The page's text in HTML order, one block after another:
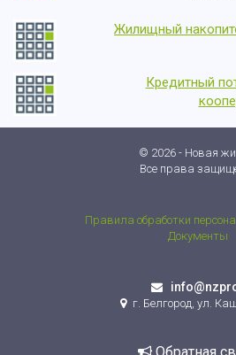
Жилищный
Кредитный
© 2026 - Новая
Все права
Правила обработки
Документы
г. Белгород, ул.
Обратная